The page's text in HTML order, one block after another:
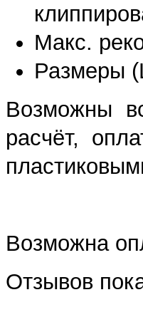
Макс.
Размеры
Возможны
расчёт,
Возможна
Отзывов